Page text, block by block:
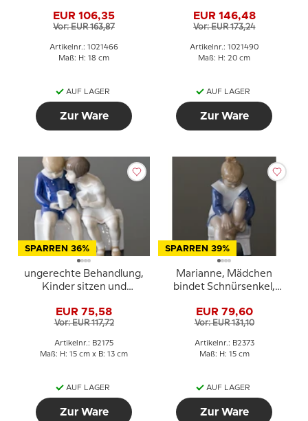
Bing & Gröndahl Figur
Nr. 2246 oder 466
EUR 106,35
Vor: EUR 163,87
Artikelnr.: 1021466
Maß: H: 18 cm
AUF LAGER
Zur Ware
Treffen, Bing & Gröndahl
Figur Nr. 2372 oder 490
EUR 146,48
Vor: EUR 173,24
Artikelnr.: 1021490
Maß: H: 20 cm
AUF LAGER
Zur Ware
SPARREN 36%
ungerechte Behandlung,
Kinder sitzen und
Gröndahl Figur Nr. 2175
EUR 75,58
Vor: EUR 117,72
Artikelnr.: B2175
Maß: H: 15 cm x B: 13 cm
AUF LAGER
Zur Ware
SPARREN 39%
Marianne, Mädchen
bindet Schnürsenkel,
Nr. 491 oder 2373
EUR 79,60
Vor: EUR 131,10
Artikelnr.: B2373
Maß: H: 15 cm
AUF LAGER
Zur Ware